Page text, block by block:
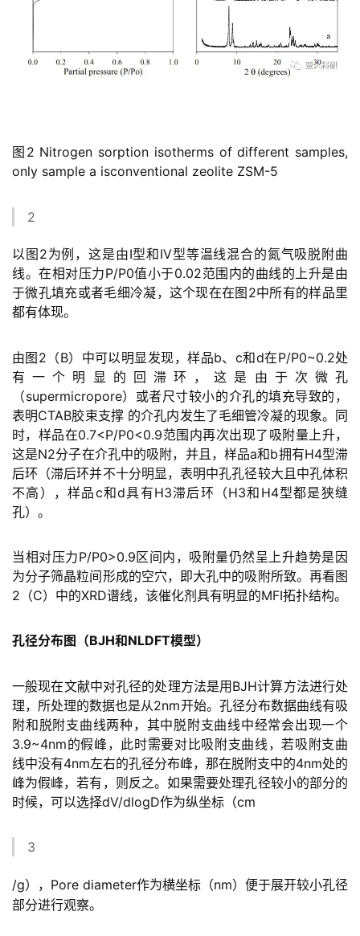
图2 Nitrogen sorption isotherms of different samples,
only sample a isconventional zeolite ZSM-5
2
以图2为例，这是由I型和IV型等温线混合的氮气吸脱附曲
线。在相对压力P/P0值小于0.02范围内的曲线的上升是由
于微孔填充或者毛细冷凝，这个现在在图2中所有的样品里
都有体现。
由图2（B）中可以明显发现，样品b、c和d在P/P0~0.2处
有一个明显的回滞环，这是由于次微孔
（supermicropore）或者尺寸较小的介孔的填充导致的，
表明CTAB胶束支撑 的介孔内发生了毛细管冷凝的现象。同
时，样品在0.7<P/P0<0.9范围内再次出现了吸附量上升，
这是N2分子在介孔中的吸附，并且，样品a和b拥有H4型滞
后环（滞后环并不十分明显，表明中孔孔径较大且中孔体积
不高），样品c和d具有H3滞后环（H3和H4型都是狭缝
孔）。
当相对压力P/P0>0.9区间内，吸附量仍然呈上升趋势是因
为分子筛晶粒间形成的空穴，即大孔中的吸附所致。再看图
2（C）中的XRD谱线，该催化剂具有明显的MFI拓扑结构。
孔径分布图（BJH和NLDFT模型）
一般现在文献中对孔径的处理方法是用BJH计算方法进行处
理，所处理的数据也是从2nm开始。孔径分布数据曲线有吸
附和脱附支曲线两种，其中脱附支曲线中经常会出现一个
3.9~4nm的假峰，此时需要对比吸附支曲线，若吸附支曲
线中没有4nm左右的孔径分布峰，那在脱附支中的4nm处的
峰为假峰，若有，则反之。如果需要处理孔径较小的部分的
时候，可以选择dV/dlogD作为纵坐标（cm
3
/g），Pore diameter作为横坐标（nm）便于展开较小孔径
部分进行观察。